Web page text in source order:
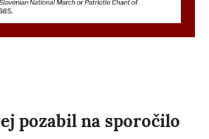
pozabil na sporočilo